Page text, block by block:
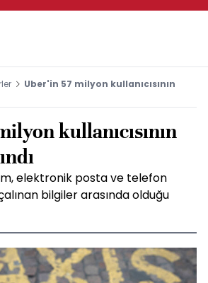
Uber'in 57 milyon kullanıcısının
kullanıcısının
elektronik posta ve telefon
bilgiler arasında olduğu